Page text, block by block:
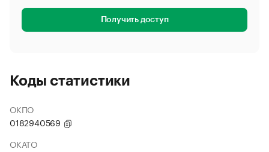
Получить доступ
Коды статистики
ОКПО
0182940569
ОКАТО